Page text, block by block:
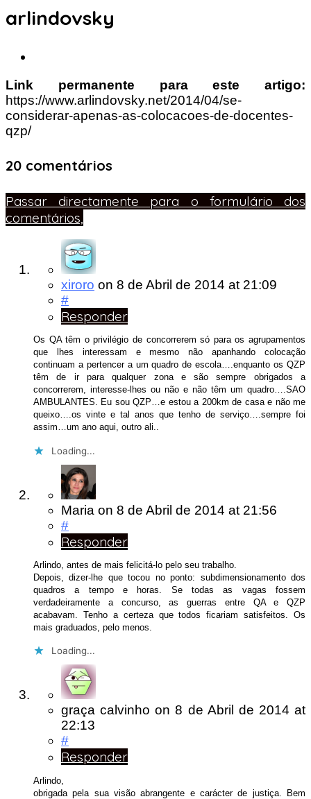
arlindovsky
Link permanente para este artigo:
https://www.arlindovsky.net/2014/04/se-
considerar-apenas-as-colocacoes-de-docentes-
qzp/
20 comentários
Passar directamente para o formulário dos
comentários,
xiroro on 8 de Abril de 2014 at 21:09
#
Responder
Os QA têm o privilégio de concorrerem só para os agrupamentos
que lhes interessam e mesmo não apanhando colocação
continuam a pertencer a um quadro de escola….enquanto os QZP
têm de ir para qualquer zona e são sempre obrigados a
concorrerem, interesse-lhes ou não e não têm um quadro….SAO
AMBULANTES. Eu sou QZP…e estou a 200km de casa e não me
queixo….os vinte e tal anos que tenho de serviço….sempre foi
assim…um ano aqui, outro ali..
Loading...
Maria on 8 de Abril de 2014 at 21:56
#
Responder
Arlindo, antes de mais felicitá-lo pelo seu trabalho.
Depois, dizer-lhe que tocou no ponto: subdimensionamento dos
quadros a tempo e horas. Se todas as vagas fossem
verdadeiramente a concurso, as guerras entre QA e QZP
acabavam. Tenho a certeza que todos ficariam satisfeitos. Os
mais graduados, pelo menos.
Loading...
graça calvinho on8 de Abril de 2014 at
22:13
#
Responder
Arlindo,
obrigada pela sua visão abrangente e carácter de justiça. Bem